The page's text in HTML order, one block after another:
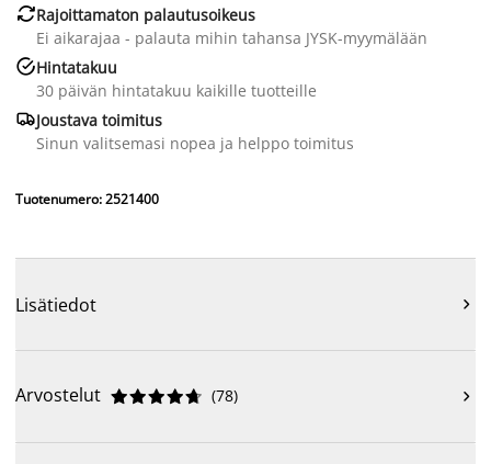
Rajoittamaton palautusoikeus
Ei aikarajaa - palauta mihin tahansa JYSK-myymälään
Hintatakuu
30 päivän hintatakuu kaikille tuotteille
Joustava toimitus
Sinun valitsemasi nopea ja helppo toimitus
Tuotenumero: 2521400
Lisätiedot 
Arvostelut 




 (78) 